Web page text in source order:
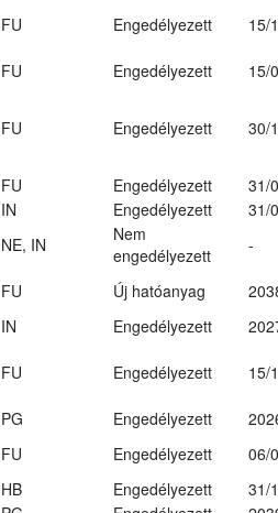
FU Engedélyezett 15/
FU Engedélyezett
15/
FU Engedélyezett 30/
FU Engedélyezett
31/
IN Engedélyezett
31/
NE, IN
Nem
engedélyezett
-
FU Új hatóanyag
IN Engedélyezett
FU Engedélyezett 15/
PG Engedélyezett
FU Engedélyezett
06/
HB Engedélyezett
31/